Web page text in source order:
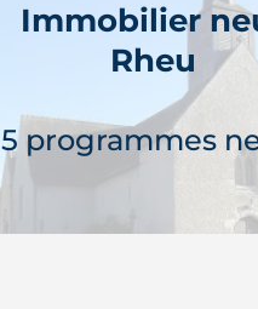
Je découvre
Immobilier
Rheu
5 programmes